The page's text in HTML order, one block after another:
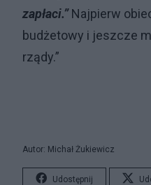
zapłaci.”Najpierw
budżetowy i jeszcze
rządy.”
Autor: Michał Żukiewicz
Udostępnij